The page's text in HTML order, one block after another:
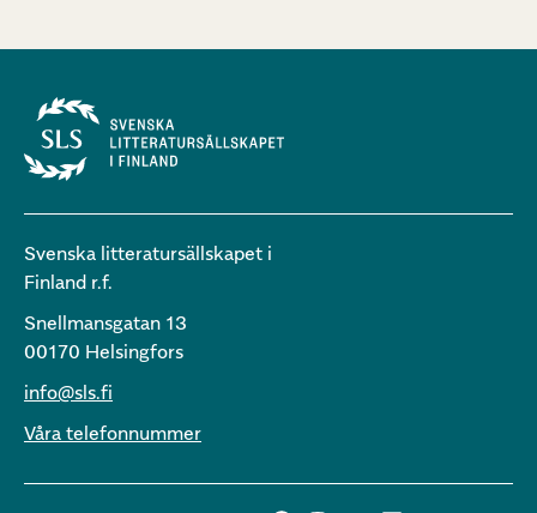
Svenska litteratursällskapet i
Finland r.f.
Snellmansgatan 13
00170 Helsingfors
info@sls.fi
Våra telefonnummer